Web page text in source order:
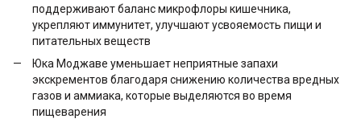
поддерживают баланс микрофлоры кишечника,
укрепляют иммунитет, улучшают усвояемость пищи и
питательных веществ
Юка Моджаве уменьшает неприятные запахи
экскрементов благодаря снижению количества вредных
газов и аммиака, которые выделяются во время
пищеварения